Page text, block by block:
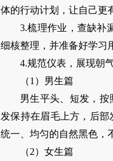
体的行动计划，让自己更
3.梳理作业，查缺补
细核整理，并准备好学习
4.规范仪表，展现朝
（1）男生篇
男生平头、短发，
发保持在眉毛上方，后
统一、均匀的自然黑色，
（2）女生篇